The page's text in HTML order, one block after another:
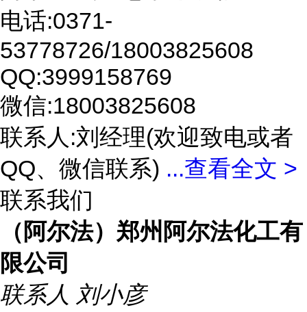
电话:0371-
53778726/18003825608
QQ:3999158769
微信:18003825608
联系人:刘经理(欢迎致电或者
QQ、微信联系) ...查看全文 >
联系我们
（阿尔法）郑州阿尔法化工有
限公司
联系人 刘小彦